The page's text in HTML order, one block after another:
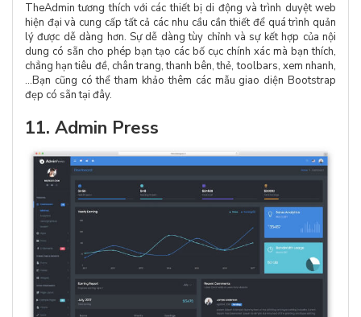
TheAdmin tương thích với các thiết bị di động và trình duyệt web
hiện đại và cung cấp tất cả các nhu cầu cần thiết để quá trình quản
lý được dễ dàng hơn. Sự dễ dàng tùy chỉnh và sự kết hợp của nội
dung có sẵn cho phép bạn tạo các bố cục chính xác mà bạn thích,
chẳng hạn tiêu đề, chân trang, thanh bên, thẻ, toolbars, xem nhanh,
…Bạn cũng có thể tham khảo thêm các mẫu giao diện Bootstrap
đẹp có sẵn tại đây.
11. Admin Press